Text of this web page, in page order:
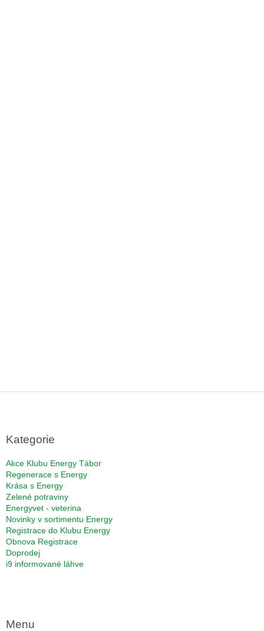
Kategorie
Akce Klubu Energy Tábor
Regenerace s Energy
Krása s Energy
Zelené potraviny
Energyvet - veterina
Novinky v sortimentu Energy
Registrace do Klubu Energy
Obnova Registrace
Doprodej
i9 informované láhve
Menu